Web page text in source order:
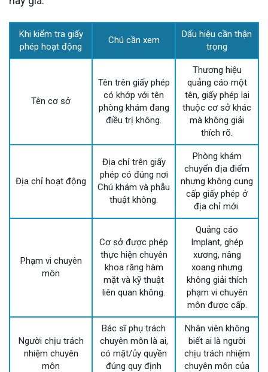
Khi kiểm tra giấy
phép hoạt động
Chú cần xem
Dấu hiệu cần thận
trọng
Tên cơ sở
Tên trên giấy phép
có khớp với tên
phòng khám đang
điều trị không.
Thương hiệu
quảng cáo một
tên, giấy phép lại
thuộc cơ sở khác
mà không giải
thích rõ.
Địa chỉ hoạt động
Địa chỉ trên giấy
phép có đúng nơi
Chú khám và phẫu
thuật không.
Phòng khám
chuyển địa điểm
nhưng không cung
cấp giấy phép ở
địa chỉ mới.
Phạm vi chuyên
môn
Cơ sở được phép
thực hiện chuyên
khoa răng hàm
mặt và kỹ thuật
liên quan không.
Quảng cáo
Implant, ghép
xương, nâng
xoang nhưng
không giải thích
phạm vi chuyên
môn được cấp.
Người chịu trách
nhiệm chuyên
môn
Bác sĩ phụ trách
chuyên môn là ai,
có mặt/ủy quyền
đúng quy định
Nhân viên không
biết ai là người
chịu trách nhiệm
chuyên môn của